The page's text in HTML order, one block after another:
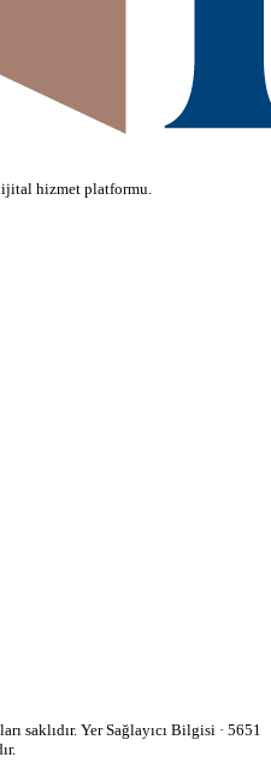
hizmet platformu.
saklıdır. Yer Sağlayıcı Bilgisi · 5651